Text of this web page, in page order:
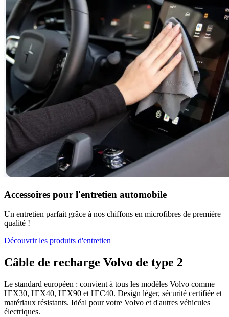
Accessoires pour l'entretien automobile
Un entretien parfait grâce à nos chiffons en microfibres de première
qualité !
Découvrir les produits d'entretien
Câble de recharge Volvo de type 2
Le standard européen : convient à tous les modèles Volvo comme
l'EX30, l'EX40, l'EX90 et l'EC40. Design léger, sécurité certifiée et
matériaux résistants. Idéal pour votre Volvo et d'autres véhicules
électriques.